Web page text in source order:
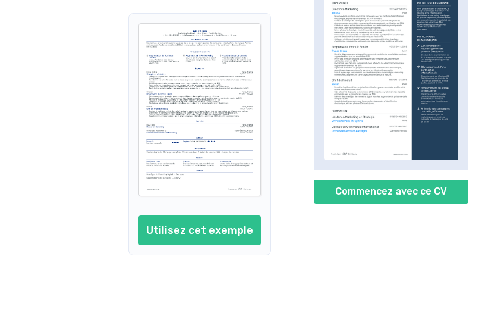
Social Media Marketing
Marketing de Luxe
Responsable Marketing
Chef de Produit Marketing
Coordinateur Marketing
Utilisez cet exemple
Commencez avec ce CV